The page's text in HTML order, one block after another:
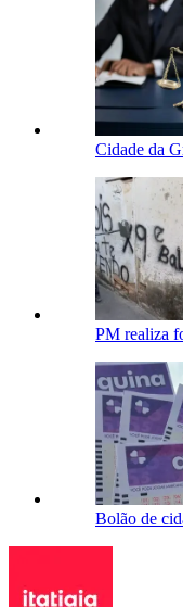
Cidade da
PM realiza
Bolão de